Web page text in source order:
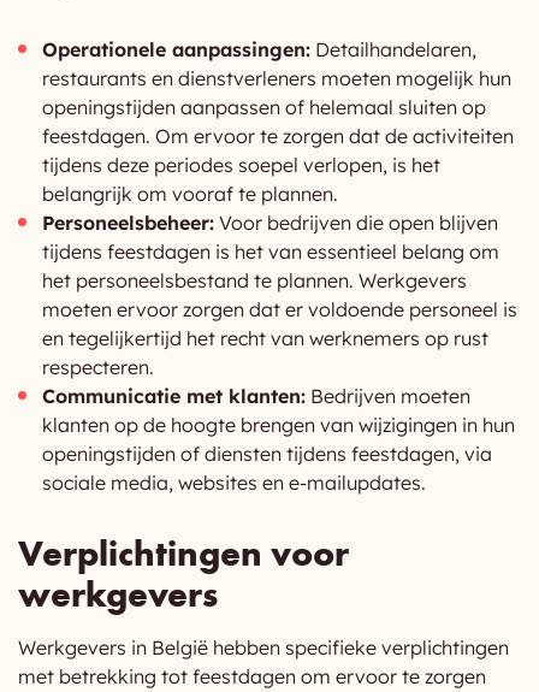
Operationele aanpassingen: Detailhandelaren,
restaurants en dienstverleners moeten mogelijk hun
openingstijden aanpassen of helemaal sluiten op
feestdagen. Om ervoor te zorgen dat de activiteiten
tijdens deze periodes soepel verlopen, is het
belangrijk om vooraf te plannen.
Personeelsbeheer: Voor bedrijven die open blijven
tijdens feestdagen is het van essentieel belang om
het personeelsbestand te plannen. Werkgevers
moeten ervoor zorgen dat er voldoende personeel is
en tegelijkertijd het recht van werknemers op rust
respecteren.
Communicatie met klanten: Bedrijven moeten
klanten op de hoogte brengen van wijzigingen in hun
openingstijden of diensten tijdens feestdagen, via
sociale media, websites en e-mailupdates.
Verplichtingen voor
werkgevers
Werkgevers in België hebben specifieke verplichtingen
met betrekking tot feestdagen om ervoor te zorgen